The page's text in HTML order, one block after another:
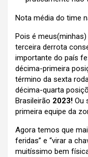
Nota média do time
Pois é meus(minhas)
terceira derrota
importante do país
décima-primeira
término da sexta
décima-quarta
Brasileirão 2023! Ou
primeira equipe da
Agora temos que
feridas” e “virar a
muitíssimo bem